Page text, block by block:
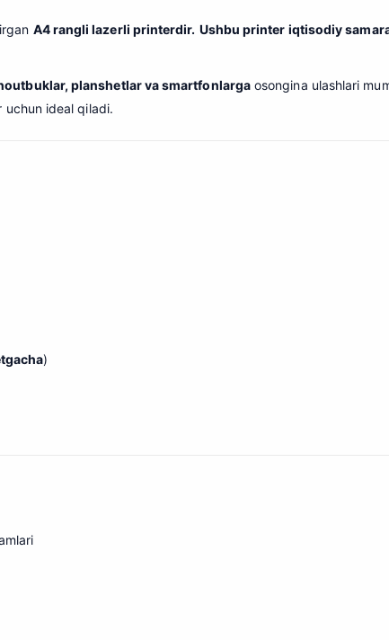
A4 rangli lazerli printerdir. Ushbu printer iqtisodiy
planshetlar va smartfonlargaosongina ulashlari
uchun ideal qiladi.
)